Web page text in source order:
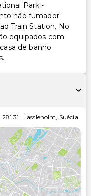
Park -
não fumador
Train Station. No
equipados com
de banho
281 31, Hässleholm, Suécia